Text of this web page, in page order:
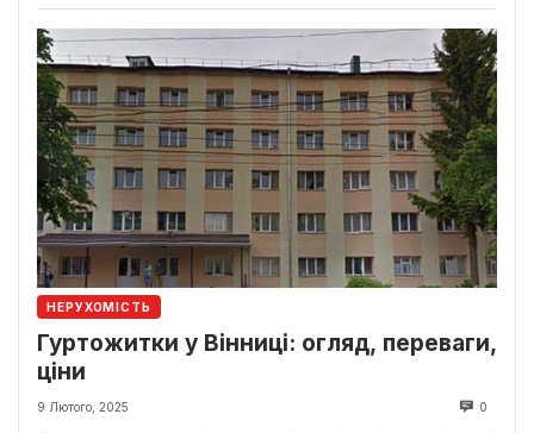
НЕРУХОМІСТЬ
Гуртожитки у Вінниці: огляд, переваги,
ціни
9 Лютого, 2025 0